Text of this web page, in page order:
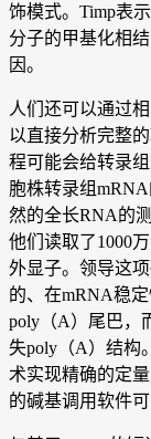
饰模式。Timp表
分子的甲基化相
因。
人们还可以通过
以直接分析完整
程可能会给转录
胞株转录组
然的全长RNA的
他们读取了1000
外显子。领导这
的、在mRNA稳
poly（A）尾巴，
失poly（A）结构
术实现精确的定
的碱基调用软件